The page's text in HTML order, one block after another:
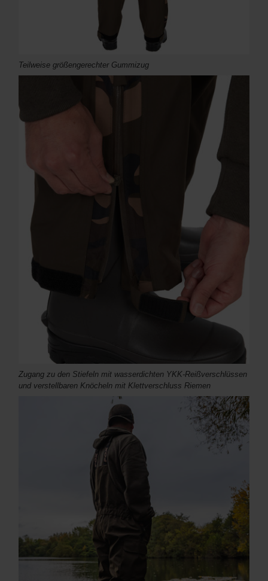
Teilweise größengerechter Gummizug
Zugang zu den Stiefeln mit wasserdichten YKK-Reißverschlüssen
und verstellbaren Knöcheln mit Klettverschluss Riemen